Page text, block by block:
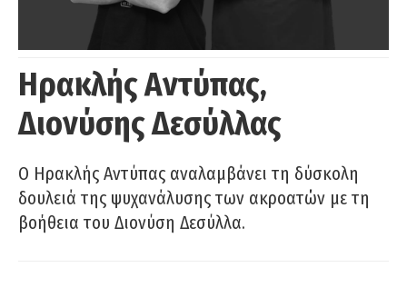
Ηρακλής Αντύπας,
Διονύσης Δεσύλλας
Ο Ηρακλής Αντύπας αναλαμβάνει τη δύσκολη
δουλειά της ψυχανάλυσης των ακροατών με τη
βοήθεια του Διονύση Δεσύλλα.